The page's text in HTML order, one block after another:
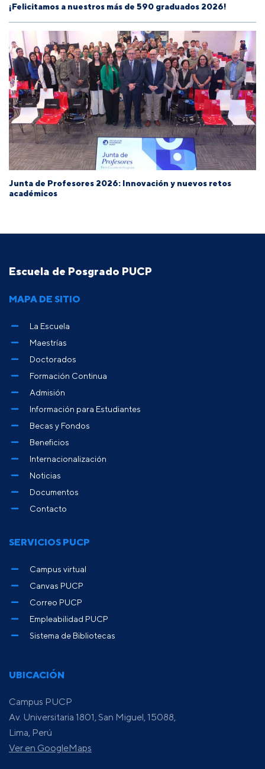
¡Felicitamos a nuestros más de 590 graduados 2026!
Junta de Profesores 2026: Innovación y nuevos retos
académicos
Escuela de Posgrado PUCP
UBICACIÓN
Campus PUCP
Av. Universitaria 1801, San Miguel, 15088,
Lima, Perú
Ver en GoogleMaps
MAPA DE SITIO
La Escuela
Maestrías
Doctorados
Formación Continua
Admisión
Información para Estudiantes
Becas y Fondos
Beneficios
Internacionalización
Noticias
Documentos
Contacto
SERVICIOS PUCP
Campus virtual
Canvas PUCP
Correo PUCP
Empleabilidad PUCP
Sistema de Bibliotecas